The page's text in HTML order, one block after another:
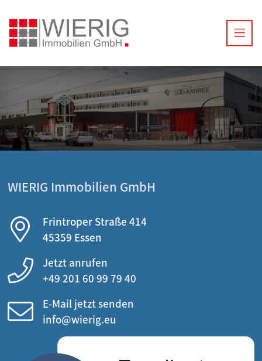
WIERIG Immobilien GmbH
Frintroper Straße 414
45359 Essen
Jetzt anrufen
+49 201 60 99 79 40
E-Mail jetzt senden
info@wierig.eu